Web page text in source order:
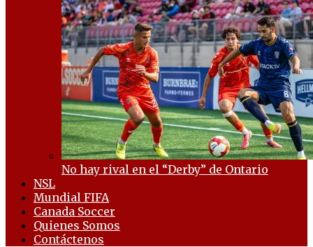
No hay rival en el “Derby” de Ontario
NSL
Mundial FIFA
Canada Soccer
Quienes Somos
Contáctenos